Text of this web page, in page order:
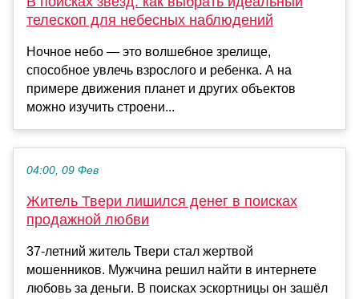
телескоп для небесных наблюдений
Ночное небо — это волшебное зрелище,
способное увлечь взрослого и ребенка. А на
примере движения планет и других объектов
можно изучить строени...
04:00, 09 Фев
Житель Твери лишился денег в поисках
продажной любви
37-летний житель Твери стал жертвой
мошенников. Мужчина решил найти в интернете
любовь за деньги. В поисках эскортницы он зашёл